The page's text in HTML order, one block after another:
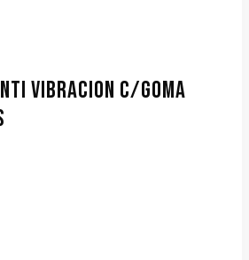
VIBRACION C/GOMA